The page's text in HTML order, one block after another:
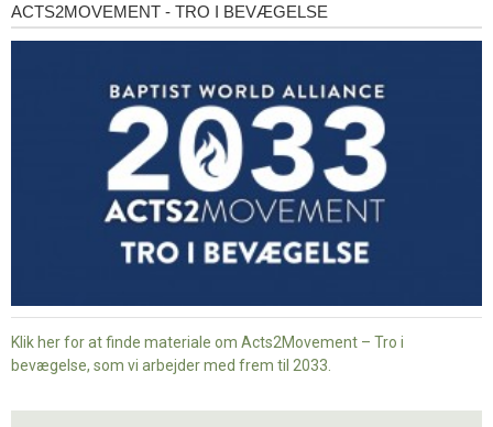
Acts2Movement
ACTS2MOVEMENT - TRO I BEVÆGELSE
Klik her for at finde materiale om Acts2Movement – Tro i
bevægelse, som vi arbejder med frem til 2033.